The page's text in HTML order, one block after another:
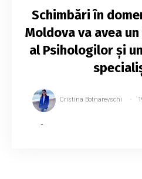
Schimbări în
Moldova va avea
al Psihologilor și
Cristina Botnarevschi